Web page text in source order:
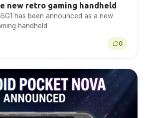
new retro gaming handheld
has been announced as a new
handheld
0